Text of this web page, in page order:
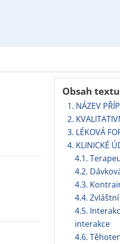
Obsah textu
1. NÁZEV
2.
3. LÉKOVÁ
4. KLINICKÉ
4.1.
4.2.
4.3.
4.4.
4.5.
interakce
4.6.